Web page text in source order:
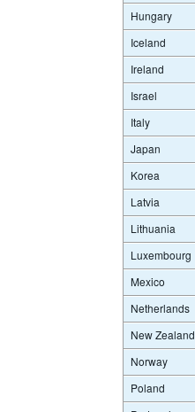
Hungary
Iceland
Ireland
Israel
Italy
Japan
Korea
Latvia
Lithuania
Luxembourg
Mexico
Netherlands
New Zealand
Norway
Poland